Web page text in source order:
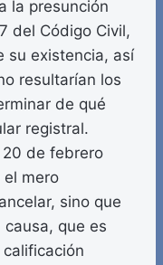
la presunción
del Código Civil,
su existencia, así
resultarían los
de qué
registral.
20 de febrero
mero
sino que
que es